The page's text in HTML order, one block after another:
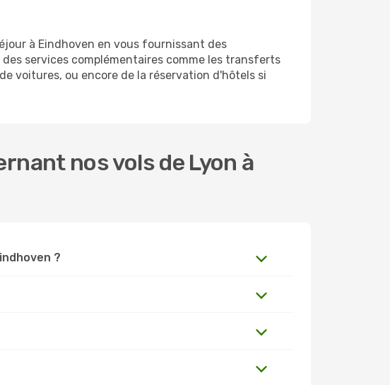
à Eindhoven en vous fournissant des
services complémentaires comme les transferts
voitures, ou encore de la réservation d'hôtels si
nos vols de Lyon à
?